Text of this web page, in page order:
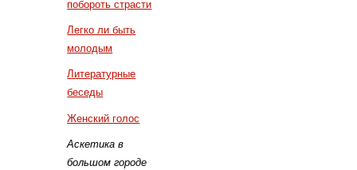
побороть страсти
Легко ли быть
молодым
Литературные
беседы
Женский голос
Аскетика в
большом городе